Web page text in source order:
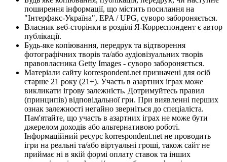
поширення інформації, що містить посилання на
"Інтерфакс-Україна", EPA / UPG, суворо забороняється.
Власник веб-сторінки в розділі Я-Корреспондент є автор
публікації.
Будь-яке копіювання, передрук та відтворення
фотографічних творів та/або аудіовізуальних творів
правовласника Getty Images - суворо забороняється.
Матеріали сайту korrespondent.net призначені для осіб
старше 21 року (21+). Участь в азартних іграх може
викликати ігрову залежність. Дотримуйтесь правил
(принципів) відповідальної гри. При виявленні перших
ознак залежності негайно зверніться до спеціаліста.
Пам'ятайте, що участь в азартних іграх не може бути
джерелом доходів або альтернативою роботі.
Інформаційний ресурс korrespondent.net не проводить
ігри на реальні та/або віртуальні гроші, також сайт не
приймає ні в якій формі оплату ставок та інших